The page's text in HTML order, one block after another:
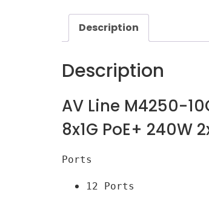
Description
Description
AV Line M4250-
8x1G PoE+ 240W
Ports
12 Ports